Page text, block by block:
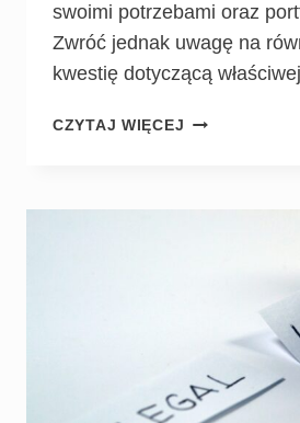
swoimi potrzebami oraz
Zwróć jednak uwagę na
kwestię dotyczącą
CZYTAJ WIĘCEJ